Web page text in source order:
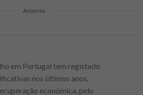
Anuncio
em Portugal tem registado
nos últimos anos,
económica, pelo